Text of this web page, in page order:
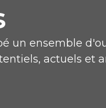
un ensemble
actuels et